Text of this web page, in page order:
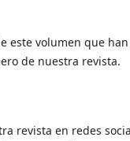
este volumen que
de nuestra revista.
revista en redes